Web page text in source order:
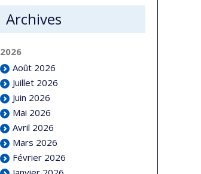
Archives
2026
Août 2026
Juillet 2026
Juin 2026
Mai 2026
Avril 2026
Mars 2026
Février 2026